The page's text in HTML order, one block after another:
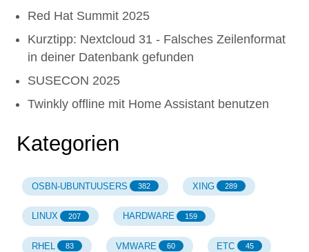
Red Hat Summit 2025
Kurztipp: Nextcloud 31 - Falsches Zeilenformat
in deiner Datenbank gefunden
SUSECON 2025
Twinkly offline mit Home Assistant benutzen
Kategorien
OSBN-UBUNTUUSERS 382 XING 289
LINUX 207 HARDWARE 159
RHEL 83 VMWARE 60 ETC 45